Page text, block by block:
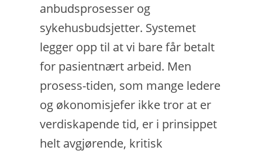
anbudsprosesser og
sykehusbudsjetter. Systemet
legger opp til at vi bare får betalt
for pasientnært arbeid. Men
prosess-tiden, som mange ledere
og økonomisjefer ikke tror at er
verdiskapende tid, er i prinsippet
helt avgjørende, kritisk